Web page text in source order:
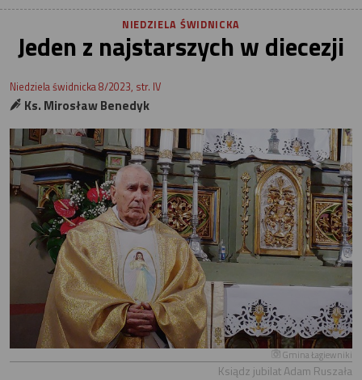
NIEDZIELA ŚWIDNICKA
Jeden z najstarszych w diecezji
Niedziela świdnicka 8/2023, str. IV
Ks. Mirosław Benedyk
Gmina Łagiewniki
Ksiądz jubilat Adam Ruszała